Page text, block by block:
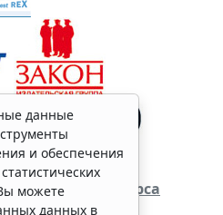
Конкурса
данные
и обеспечения
можете
данных в